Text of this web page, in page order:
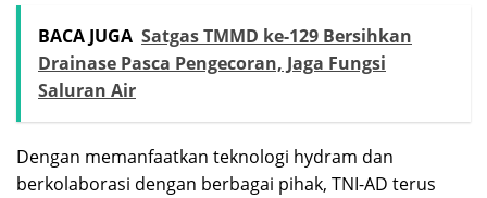
BACA JUGA Satgas TMMD ke-129 Bersihkan
Drainase Pasca Pengecoran, Jaga Fungsi
Saluran Air
Dengan memanfaatkan teknologi hydram dan
berkolaborasi dengan berbagai pihak, TNI-AD terus